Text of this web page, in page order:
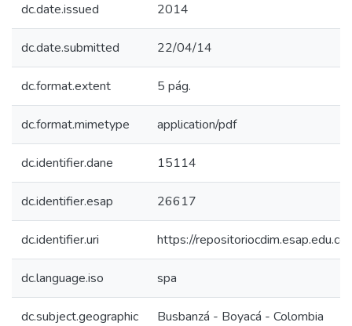
dc.date.issued 2014
dc.date.submitted 22/04/14
dc.format.extent 5 pág.
dc.format.mimetype application/pdf
dc.identifier.dane 15114
dc.identifier.esap 26617
dc.identifier.uri https://
dc.language.iso spa
dc.subject.geographic Busbanzá - Boyacá - Colombia